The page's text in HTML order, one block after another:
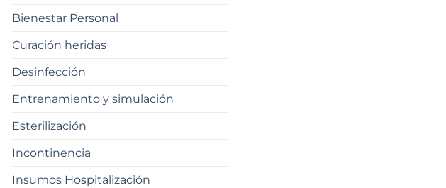
Bienestar Personal
Curación heridas
Desinfección
Entrenamiento y simulación
Esterilización
Incontinencia
Insumos Hospitalización